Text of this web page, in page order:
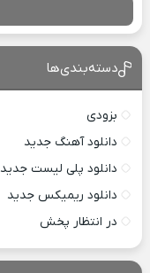
دسته‌بندی‌ها
بزودی
دانلود آهنگ جدید
دانلود پلی لیست جدید
دانلود ریمیکس جدید
در انتظار پخش